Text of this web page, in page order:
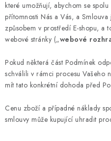
které umožňují, abychom se
přítomnosti Nás a Vás, a
způsobem v prostředí E-shopu, a
webové stránky („webové
Pokud některá část Podmínek
schválili v rámci procesu Vašeho
mít tato konkrétní dohoda před
Cenu zboží a případné náklady
smlouvy může kupující uhradit